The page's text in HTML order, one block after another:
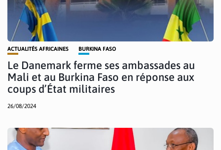
ACTUALITÉS AFRICAINES BURKINA FASO
Le Danemark ferme ses ambassades au
Mali et au Burkina Faso en réponse aux
coups d’État militaires
26/08/2024